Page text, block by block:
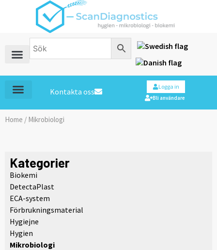
Kontakta oss
Logga in
Bli användare
Home / Mikrobiologi
Kategorier
Biokemi
DetectaPlast
ECA-system
Förbrukningsmaterial
Hygiejne
Hygien
Mikrobiologi